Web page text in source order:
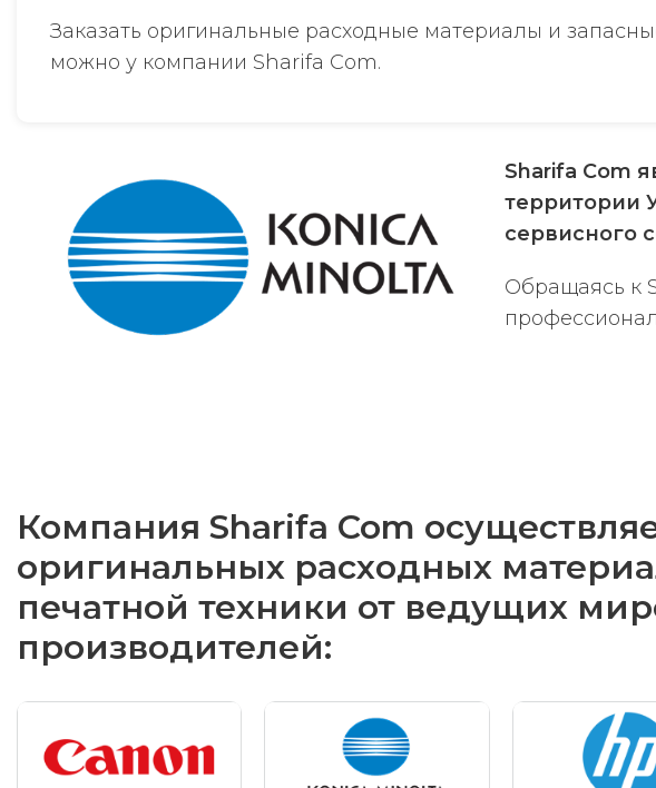
Заказать оригинальные расходные материалы и
можно у компании Sharifa Com.
Sharifa Com
территории
сервисного
Обращаясь к
Компания Sharifa Com
оригинальных расходных
печатной техники от ведущих
производителей: